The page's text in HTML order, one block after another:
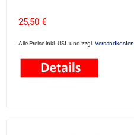
25,50 €
Alle Preise inkl. USt. und zzgl. Versandkosten